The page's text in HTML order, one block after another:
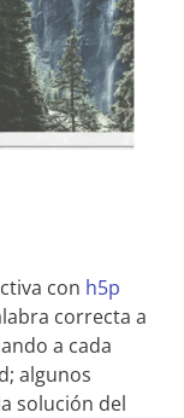
con h5p
correcta a
a cada
algunos
solución del